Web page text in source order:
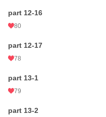
part 12-16
80
part 12-17
78
part 13-1
79
part 13-2